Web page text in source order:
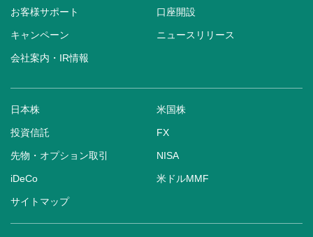
お客様サポート 口座開設
キャンペーン ニュースリリース
会社案内・IR情報
日本株 米国株
投資信託 FX
先物・オプション取引 NISA
iDeCo 米ドルMMF
サイトマップ